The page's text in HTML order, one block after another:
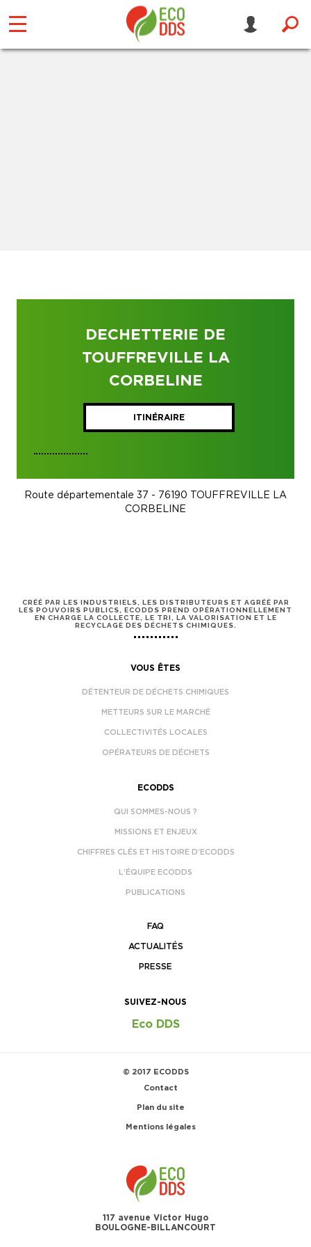
DECHETTERIE DE
TOUFFREVILLE LA
CORBELINE
ITINÉRAIRE
Route départementale 37 - 76190 TOUFFREVILLE LA
CORBELINE
CRÉÉ PAR LES INDUSTRIELS, LES DISTRIBUTEURS ET AGRÉÉ PAR
LES POUVOIRS PUBLICS, ECODDS PREND OPÉRATIONNELLEMENT
EN CHARGE LA COLLECTE, LE TRI, LA VALORISATION ET LE
RECYCLAGE DES DÉCHETS CHIMIQUES.
VOUS ÊTES
DÉTENTEUR DE DÉCHETS CHIMIQUES
METTEURS SUR LE MARCHÉ
COLLECTIVITÉS LOCALES
OPÉRATEURS DE DÉCHETS
ECODDS
QUI SOMMES-NOUS ?
MISSIONS ET ENJEUX
CHIFFRES CLÉS ET HISTOIRE D’ECODDS
L’ÉQUIPE ECODDS
PUBLICATIONS
FAQ
ACTUALITÉS
PRESSE
SUIVEZ-NOUS
Eco DDS
© 2017 ECODDS
Contact
Plan du site
Mentions légales
117 avenue Victor Hugo
BOULOGNE-BILLANCOURT